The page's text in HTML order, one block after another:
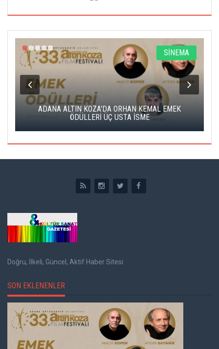
SİNEMA
ADANA ALTIN KOZA'DA ORHAN KEMAL EMEK
ÖDÜLLERİ ÜÇ USTA İSME
Doğru, İlkeli, Güncel, Aktif Haber Sitesi
SON EKLENENLER